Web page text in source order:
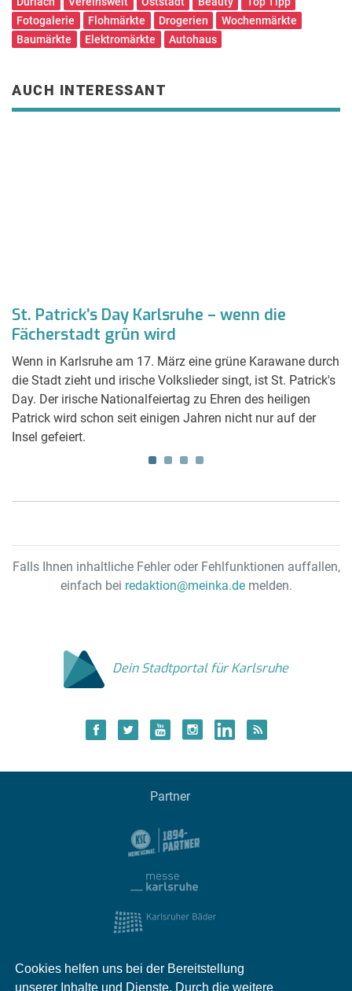
Cookies helfen uns bei der Bereitstellung
unserer Inhalte und Dienste. Durch die weitere
Fotogalerie
Flohmärkte Drogerien
Wochenmärkte
Baumärkte
Elektromärkte Autohaus
AUCH INTERESSANT
St. Patrick’s Day Karlsruhe – wenn die
Fächerstadt grün wird
Wenn in Karlsruhe am 17. März eine grüne Karawane durch
die Stadt zieht und irische Volkslieder singt, ist St. Patrick's
Day. Der irische Nationalfeiertag zu Ehren des heiligen
Patrick wird schon seit einigen Jahren nicht nur auf der
Insel gefeiert.
Falls Ihnen inhaltliche Fehler oder Fehlfunktionen auffallen,
einfach bei redaktion@meinka.demelden.
Dein Stadtportal für Karlsruhe
Partner